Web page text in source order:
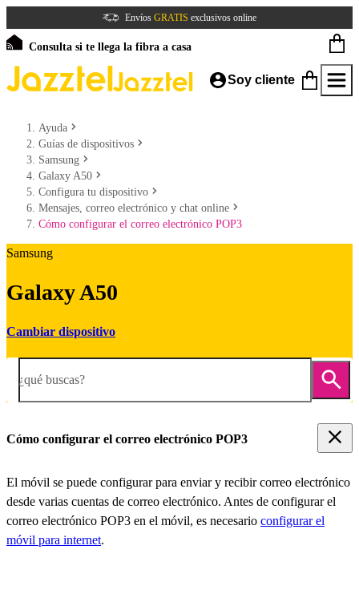
Envíos GRATIS exclusivos online
Consulta si te llega la fibra a casa
Soy cliente
Ayuda
Guías de dispositivos
Samsung
Galaxy A50
Configura tu dispositivo
Mensajes, correo electrónico y chat online
Cómo configurar el correo electrónico POP3
Samsung
Galaxy A50
Cambiar dispositivo
¿qué buscas?
Cómo configurar el correo electrónico POP3
El móvil se puede configurar para enviar y recibir correo electrónico
desde varias cuentas de correo electrónico. Antes de configurar el
correo electrónico POP3 en el móvil, es necesario configurar el
móvil para internet.